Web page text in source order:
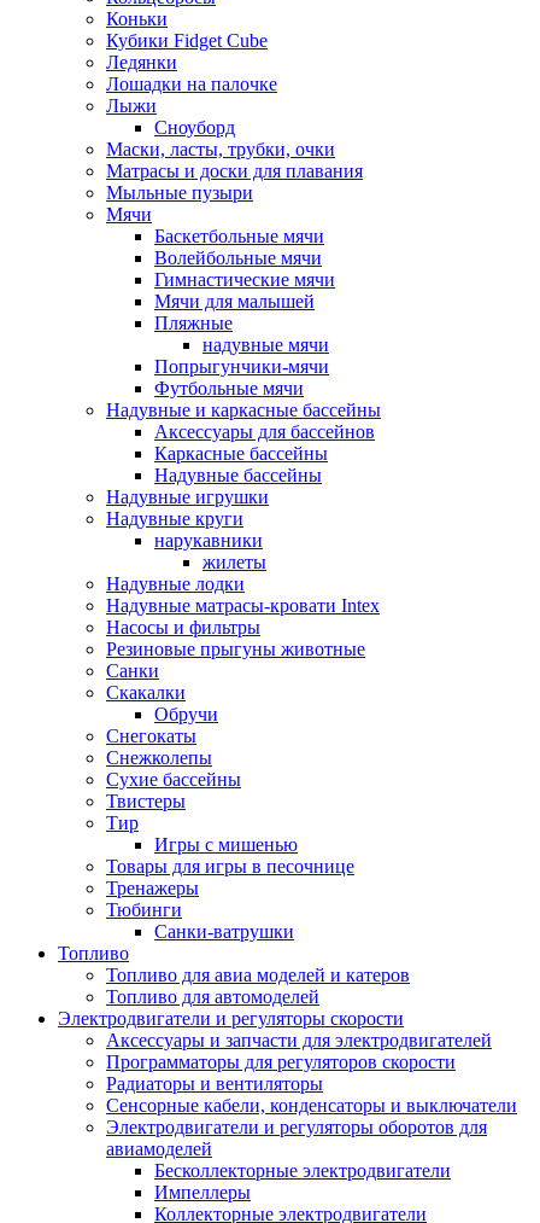
Коньки
Кубики Fidget Cube
Ледянки
Лошадки на палочке
Лыжи
Сноуборд
Маски, ласты, трубки, очки
Матрасы и доски для плавания
Мыльные пузыри
Мячи
Баскетбольные мячи
Волейбольные мячи
Гимнастические мячи
Мячи для малышей
Пляжные
надувные мячи
Попрыгунчики-мячи
Футбольные мячи
Надувные и каркасные бассейны
Аксессуары для бассейнов
Каркасные бассейны
Надувные бассейны
Надувные игрушки
Надувные круги
нарукавники
жилеты
Надувные лодки
Надувные матрасы-кровати Intex
Насосы и фильтры
Резиновые прыгуны животные
Санки
Скакалки
Обручи
Снегокаты
Снежколепы
Сухие бассейны
Твистеры
Тир
Игры с мишенью
Товары для игры в песочнице
Тренажеры
Тюбинги
Санки-ватрушки
Топливо
Топливо для авиа моделей и катеров
Топливо для автомоделей
Электродвигатели и регуляторы скорости
Аксессуары и запчасти для электродвигателей
Программаторы для регуляторов скорости
Радиаторы и вентиляторы
Сенсорные кабели, конденсаторы и выключатели
Электродвигатели и регуляторы оборотов для
авиамоделей
Бесколлекторные электродвигатели
Импеллеры
Коллекторные электродвигатели